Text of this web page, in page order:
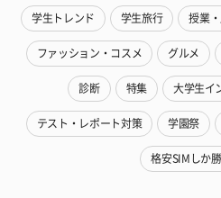
学生トレンド 学生旅行 授業
ファッション・コスメ グルメ
診断 特集 大学生イ
テスト・レポート対策 学園祭
格安SIMしか勝